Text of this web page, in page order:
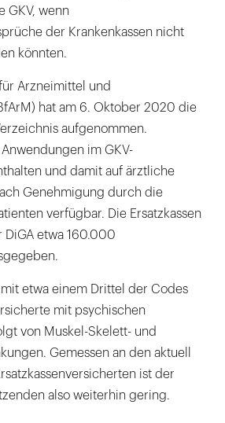
GKV, wenn
der Krankenkassen nicht
könnten.
Arzneimittel und
hat am 6. Oktober 2020 die
aufgenommen.
im GKV-
und damit auf ärztliche
Genehmigung durch die
verfügbar. Die Ersatzkassen
DiGA etwa 160.000
mit etwa einem Drittel der Codes
mit psychischen
von Muskel-Skelett- und
Gemessen an den aktuell
ist der
also weiterhin gering.